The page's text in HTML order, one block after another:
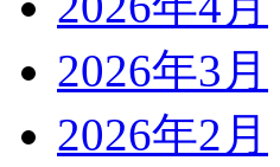
2026年3月
2026年2月